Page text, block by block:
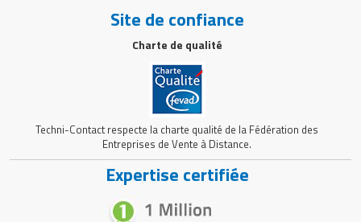
Site de confiance
Charte de qualité
Techni-Contact respecte la charte qualité de la Fédération des
Entreprises de Vente à Distance.
Expertise certifiée